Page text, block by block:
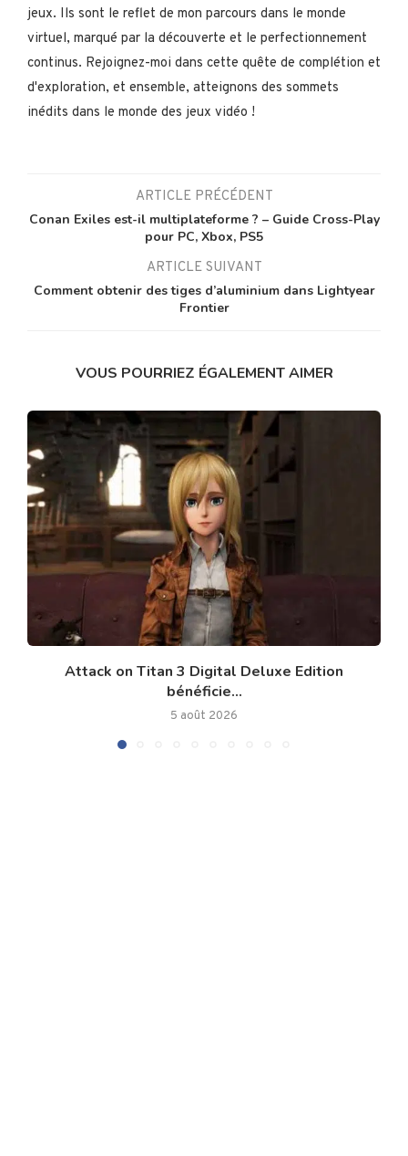
jeux. Ils sont le reflet de mon parcours dans le monde
virtuel, marqué par la découverte et le perfectionnement
continus. Rejoignez-moi dans cette quête de complétion et
d'exploration, et ensemble, atteignons des sommets
inédits dans le monde des jeux vidéo !
ARTICLE PRÉCÉDENT
Conan Exiles est-il multiplateforme ? – Guide Cross-Play
pour PC, Xbox, PS5
ARTICLE SUIVANT
Comment obtenir des tiges d’aluminium dans Lightyear
Frontier
VOUS POURRIEZ ÉGALEMENT AIMER
Attack on Titan 3 Digital Deluxe Edition
bénéficie...
5 août 2026